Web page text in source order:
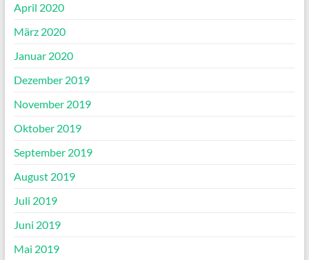
April 2020
März 2020
Januar 2020
Dezember 2019
November 2019
Oktober 2019
September 2019
August 2019
Juli 2019
Juni 2019
Mai 2019